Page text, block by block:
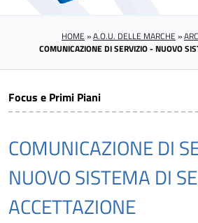
HOME »A.O.U. DELLE MARCHE »
COMUNICAZIONE DI SERVIZIO - NUOVO
Focus e Primi Piani
COMUNICAZIONE DI
NUOVO SISTEMA DI
ACCETTAZIONE